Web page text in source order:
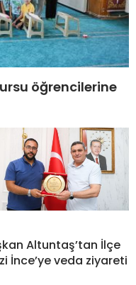
öğrencilerine
Altuntaş’tan İlçe
İnce’ye veda ziyareti